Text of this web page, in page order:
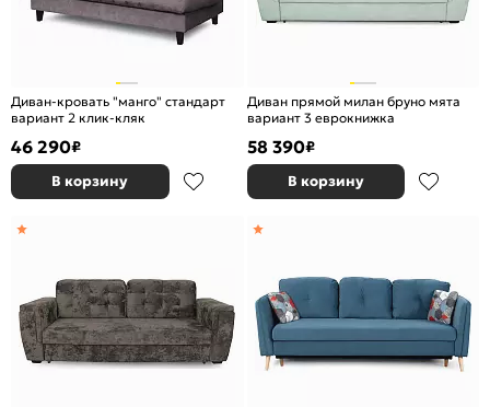
Диван-кровать "манго" стандарт
вариант 2 клик-кляк
46 290₽
В корзину
Диван прямой милан бруно мята
вариант 3 еврокнижка
58 390₽
В корзину